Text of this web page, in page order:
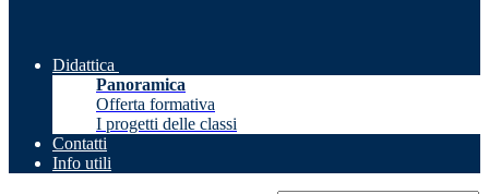
Didattica
Panoramica
Offerta formativa
I progetti delle classi
Contatti
Info utili